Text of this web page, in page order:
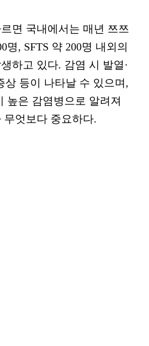
면 국내에서는 매년 쯔쯔
명, SFTS 약 200명 내외의
하고 있다. 감염 시 발열·
상 등이 나타날 수 있으며,
높은 감염병으로 알려져
무엇보다 중요하다.